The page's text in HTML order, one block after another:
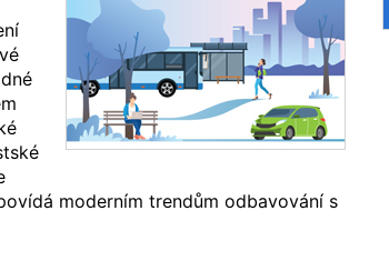
moderním trendům odbavování s